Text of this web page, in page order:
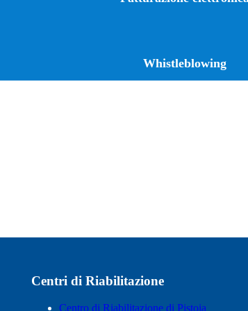
Whistleblowing
Centri di Riabilitazione
Centro di Riabilitazione di Pistoia